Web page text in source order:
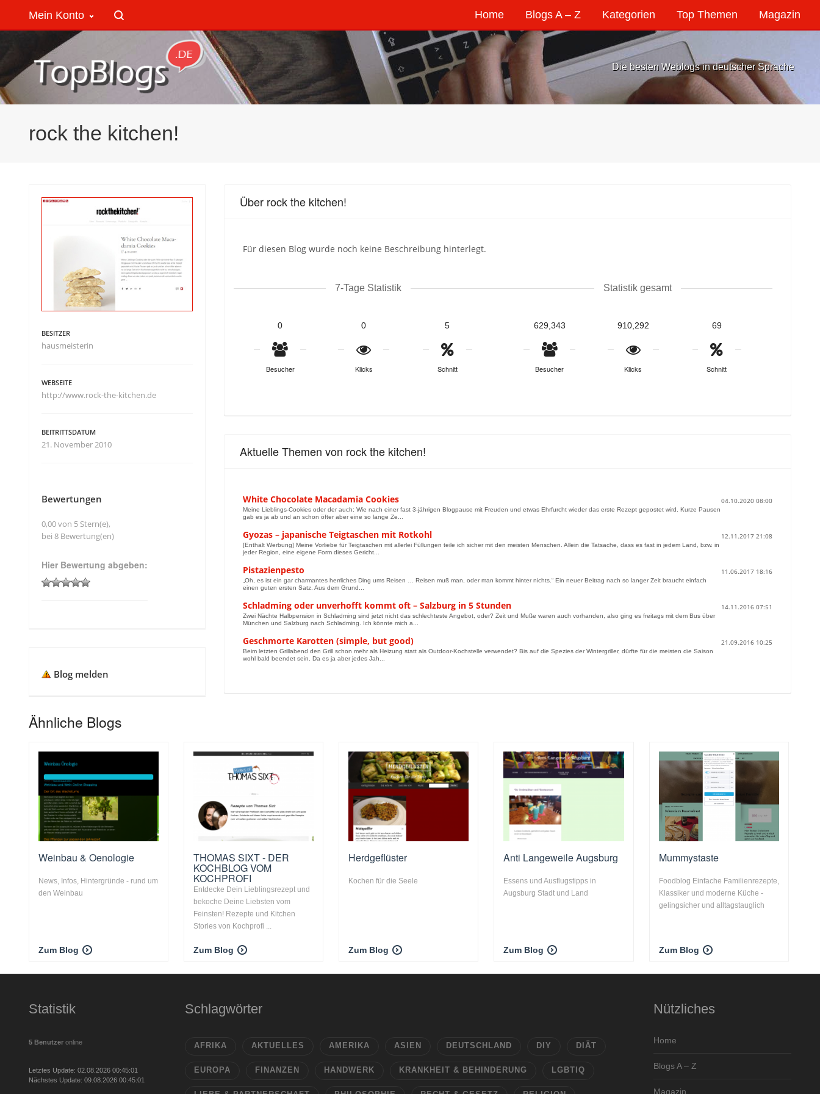
Home Blogs A – Z Kategorien Top Themen Magazin
Mein Konto
Die besten Weblogs in deutscher Sprache
rock the kitchen!
Über rock the kitchen!
Für diesen Blog wurde noch keine Beschreibung hinterlegt.
7-Tage Statistik
0
Besucher
0
Klicks
5
Schnitt
Statistik gesamt
629,343
Besucher
910,292
Klicks
69
Schnitt
Aktuelle Themen von rock the kitchen!
White Chocolate Macadamia Cookies 04.10.2020 08:00
Meine Lieblings-Cookies oder der auch: Wie nach einer fast 3-jährigen Blogpause mit Freuden und etwas Ehrfurcht wieder das erste Rezept gepostet wird. Kurze Pausen
gab es ja ab und an schon öfter aber eine so lange Ze...
Gyozas – japanische Teigtaschen mit Rotkohl 12.11.2017 21:08
[Enthält Werbung] Meine Vorliebe für Teigtaschen mit allerlei Füllungen teile ich sicher mit den meisten Menschen. Allein die Tatsache, dass es fast in jedem Land, bzw. in
jeder Region, eine eigene Form dieses Gericht...
Pistazienpesto 11.06.2017 18:16
„Oh, es ist ein gar charmantes herrliches Ding ums Reisen … Reisen muß man, oder man kommt hinter nichts.“ Ein neuer Beitrag nach so langer Zeit braucht einfach
einen guten ersten Satz. Aus dem Grund...
Schladming oder unverhofft kommt oft – Salzburg in 5 Stunden 14.11.2016 07:51
Zwei Nächte Halbpension in Schladming sind jetzt nicht das schlechteste Angebot, oder? Zeit und Muße waren auch vorhanden, also ging es freitags mit dem Bus über
München und Salzburg nach Schladming. Ich könnte mich a...
Geschmorte Karotten (simple, but good) 21.09.2016 10:25
Beim letzten Grillabend den Grill schon mehr als Heizung statt als Outdoor-Kochstelle verwendet? Bis auf die Spezies der Wintergriller, dürfte für die meisten die Saison
wohl bald beendet sein. Da es ja aber jedes Jah...
BESITZER
hausmeisterin
WEBSEITE
http://www.rock-the-kitchen.de
BEITRITTSDATUM
21. November 2010
Bewertungen
0,00 von 5 Stern(e),
bei 8 Bewertung(en)
Hier Bewertung abgeben:
Blog melden
Ähnliche Blogs
Weinbau & Oenologie
News, Infos, Hintergründe - rund um
den Weinbau
Zum Blog
THOMAS SIXT - DER
KOCHBLOG VOM
KOCHPROFI
Entdecke Dein Lieblingsrezept und
bekoche Deine Liebsten vom
Feinsten! Rezepte und Kitchen
Stories von Kochprofi ...
Zum Blog
Herdgeflüster
Kochen für die Seele
Zum Blog
Anti Langeweile Augsburg
Essens und Ausflugstipps in
Augsburg Stadt und Land
Zum Blog
Mummystaste
Foodblog Einfache Familienrezepte,
Klassiker und moderne Küche -
gelingsicher und alltagstauglich
Zum Blog
Statistik
5 Benutzer online
Letztes Update: 02.08.2026 00:45:01
Nächstes Update: 09.08.2026 00:45:01
Schlagwörter
AFRIKA AKTUELLES AMERIKA ASIEN DEUTSCHLAND DIY DIÄT
EUROPA FINANZEN HANDWERK KRANKHEIT & BEHINDERUNG LGBTIQ
Nützliches
Home
Blogs A – Z
Magazin